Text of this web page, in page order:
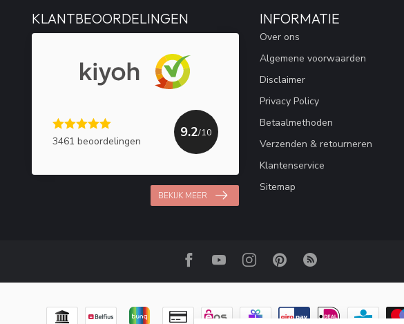
KLANTBEOORDELINGEN
3461 beoordelingen
9.2/10
BEKIJK MEER
INFORMATIE
Over ons
Algemene voorwaarden
Disclaimer
Privacy Policy
Betaalmethoden
Verzenden & retourneren
Klantenservice
Sitemap